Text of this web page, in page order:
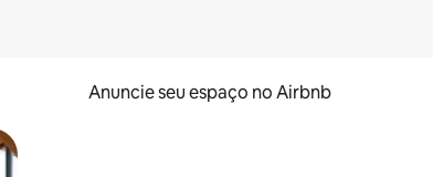
Anuncie seu espaço no Airbnb